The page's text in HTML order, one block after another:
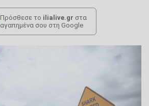
Πρόσθεσε το ilialive.gr στα
αγαπημένα σου στη Google